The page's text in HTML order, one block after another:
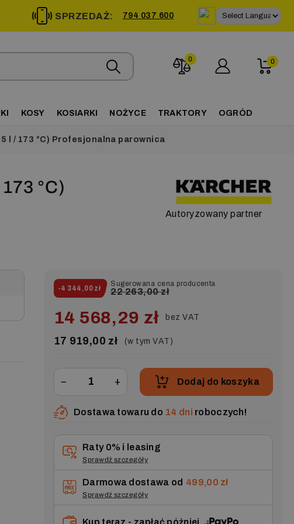
SPRZEDAŻ: 794 037 600
0 0
KOSY KOSIARKI NOŻYCE TRAKTORY OGRÓD
l / 173 °C) Profesjonalna parownica
°C)
Autoryzowany partner
-4 344,00 zł
Sugerowana cena producenta
22 263,00 zł
14 568,29 zł bez VAT
17 919,00 zł (w tym VAT)
− + Dodaj do koszyka
Dostawa towaru do 14 dni roboczych!
Raty 0% i leasing
Sprawdź szczegóły
Darmowa dostawa od 499,00 zł
Sprawdź szczegóły